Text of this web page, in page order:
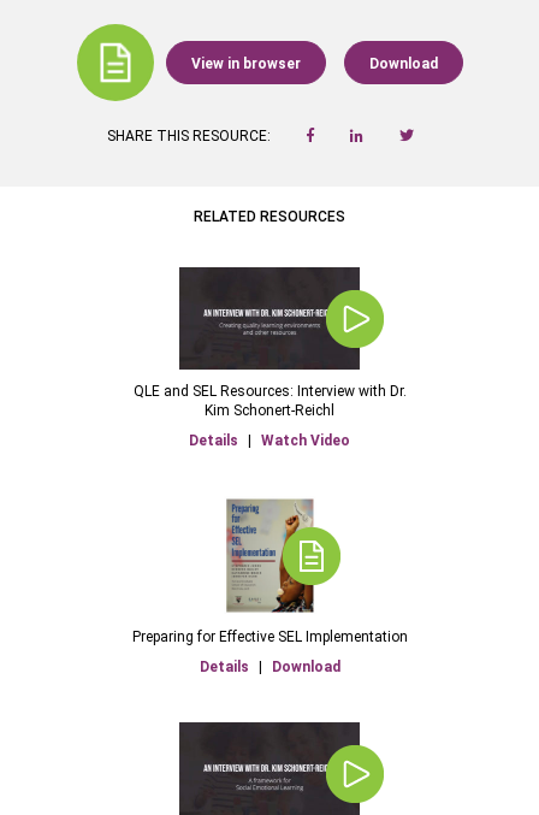
View in browser Download
SHARE THIS RESOURCE:
RELATED RESOURCES
QLE and SEL Resources: Interview with Dr.
Kim Schonert-Reichl
Details
| Watch Video
Preparing for Effective SEL Implementation
Details
Download